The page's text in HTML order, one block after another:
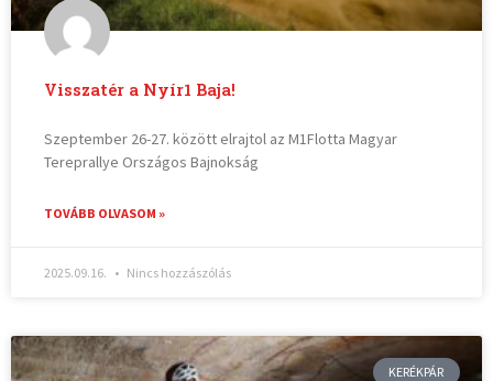
Visszatér a Nyír1 Baja!
Szeptember 26-27. között elrajtol az M1Flotta Magyar
Tereprallye Országos Bajnokság
TOVÁBB OLVASOM »
2025.09.16. Nincs hozzászólás
KERÉKPÁR